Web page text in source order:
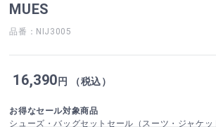
MUES
品番：NIJ3005
16,390円 （税込）
お得なセール対象商品
シューズ・バッグセットセール（スーツ・ジャケ